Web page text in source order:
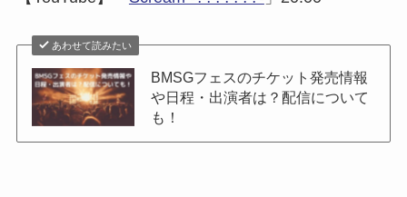
あわせて読みたい
BMSGフェスのチケット発売情報
や日程・出演者は？配信について
も！